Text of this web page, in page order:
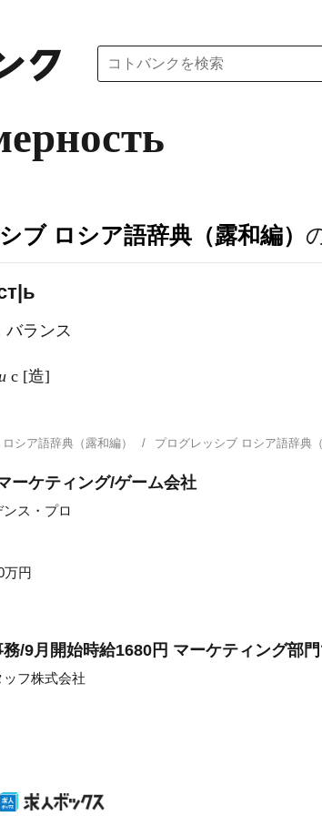
ブ ロシア語辞典（露和編）
バランス
с [造]
シア語辞典（露和編） プログレッシブ ロシア語辞
ーケティング/ゲーム会社
ス・プロ
万円
/9月開始時給1680円 マーケティング部
フ株式会社